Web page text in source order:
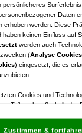
Tschechische
heuer im Golf
Nach einer
Damen für die
die ÖGV
persönlicheres
Daten
erhoben werden. Diese
haben keinen Einfluss auf
werden auch
(Analyse
) eingesetzt, die es
Cookies und
Teil auch außerhalb der
Zustimmen &